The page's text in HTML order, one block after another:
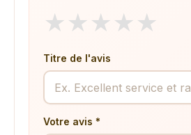
★ ★ ★ ★ ★
Titre de l'avis
Votre avis *